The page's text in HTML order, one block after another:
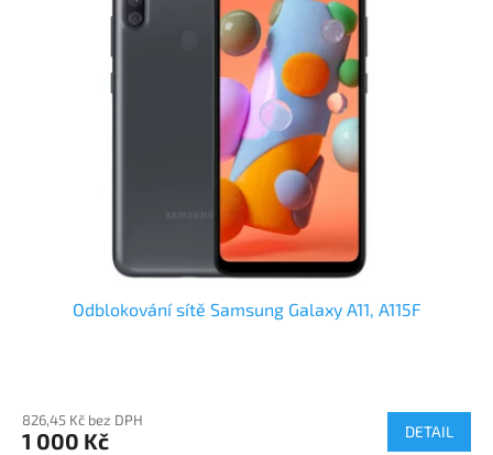
Odblokování sítě Samsung Galaxy A11, A115F
826,45 Kč bez DPH
1 000 Kč DETAIL